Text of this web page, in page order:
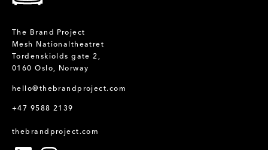
The Brand Project
Mesh Nationaltheatret
Tordenskiolds gate 2,
0160 Oslo, Norway
hello@thebrandproject.com
+47 9588 2139
thebrandproject.com